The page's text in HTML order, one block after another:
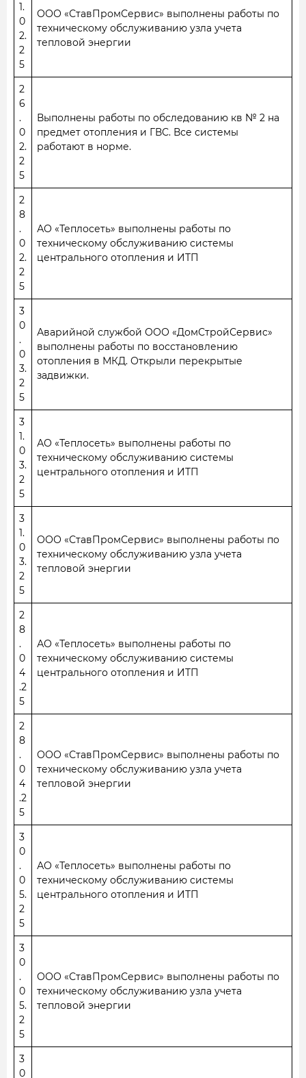
1.
0
2.
2
5
ООО «СтавПромСервис» выполнены работы по
техническому обслуживанию узла учета
тепловой энергии
2
6
.
0
2.
2
5
Выполнены работы по обследованию кв № 2 на
предмет отопления и ГВС. Все системы
работают в норме.
2
8
.
0
2.
2
5
АО «Теплосеть» выполнены работы по
техническому обслуживанию системы
центрального отопления и ИТП
3
0
.
0
3.
2
5
Аварийной службой ООО «ДомСтройСервис»
выполнены работы по восстановлению
отопления в МКД. Открыли перекрытые
задвижки.
3
1.
0
3.
2
5
АО «Теплосеть» выполнены работы по
техническому обслуживанию системы
центрального отопления и ИТП
3
1.
0
3.
2
5
ООО «СтавПромСервис» выполнены работы по
техническому обслуживанию узла учета
тепловой энергии
2
8
.
0
4
.2
5
АО «Теплосеть» выполнены работы по
техническому обслуживанию системы
центрального отопления и ИТП
2
8
.
0
4
.2
5
ООО «СтавПромСервис» выполнены работы по
техническому обслуживанию узла учета
тепловой энергии
3
0
.
0
5.
2
5
АО «Теплосеть» выполнены работы по
техническому обслуживанию системы
центрального отопления и ИТП
3
0
.
0
5.
2
5
ООО «СтавПромСервис» выполнены работы по
техническому обслуживанию узла учета
тепловой энергии
3
0